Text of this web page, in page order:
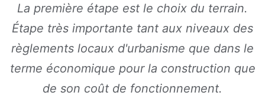
La première étape est le choix du terrain.
Étape très importante tant aux niveaux des
règlements locaux d'urbanisme que dans le
terme économique pour la construction que
de son coût de fonctionnement.